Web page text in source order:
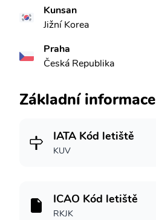
Kunsan
Jižní Korea
Praha
Česká Republika
Základní informace
IATA Kód letiště
KUV
ICAO Kód letiště
RKJK